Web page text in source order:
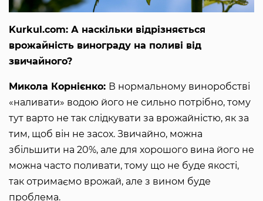
Kurkul.com: А наскільки відрізняється
врожайність винограду на поливі від
звичайного?
Микола Корнієнко: В нормальному виноробстві
«наливати» водою його не сильно потрібно, тому
тут варто не так слідкувати за врожайністю, як за
тим, щоб він не засох. Звичайно, можна
збільшити на 20%, але для хорошого вина його не
можна часто поливати, тому що не буде якості,
так отримаємо врожай, але з вином буде
проблема.